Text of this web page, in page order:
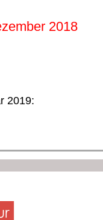
2018
2019: